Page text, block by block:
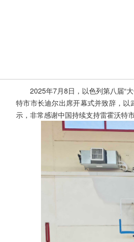
2025年7月8日，以色列第八届“
特市市长迪尔出席开幕式并致辞，
示，非常感谢中国持续支持雷霍沃特